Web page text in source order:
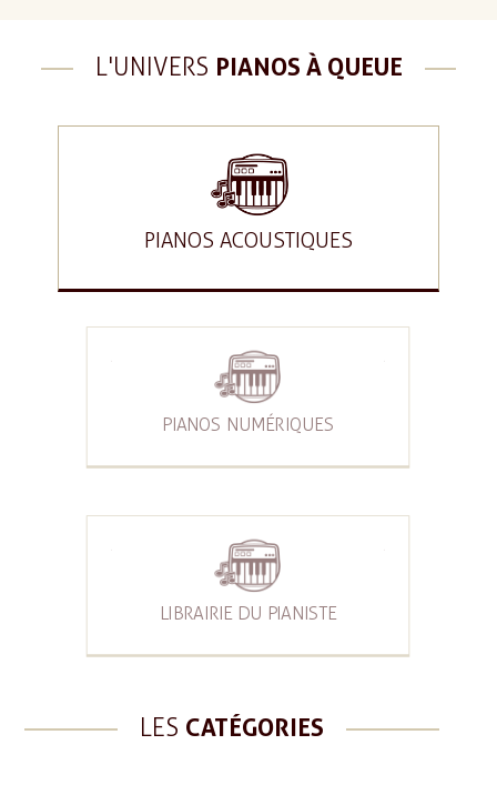
L'UNIVERS PIANOS À QUEUE
PIANOS ACOUSTIQUES
PIANOS NUMÉRIQUES
LIBRAIRIE DU PIANISTE
LES CATÉGORIES